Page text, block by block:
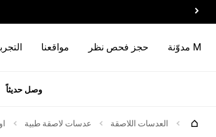
M مدوّنة حجز فحص نظر مواقعنا
وصل حديثاً
العدسات اللاصقة عدسات لاصقة طبية